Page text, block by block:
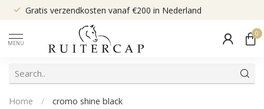
Gratis verzendkosten vanaf €200 in Nederland
MENU
0
Home / cromo shine black